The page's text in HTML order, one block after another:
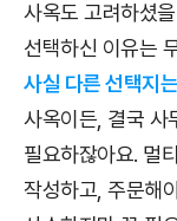
사옥도 고려하셨
선택하신 이유는
사실 다른 선택지
사옥이든, 결국 사
필요하잖아요. 멀
작성하고, 주문해